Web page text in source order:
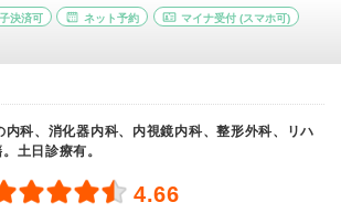
決済可 ネット予約 マイナ受付 (スマホ可)
科、消化器内科、内視鏡内科、整形外科、リハ
土日診療有。
4.66